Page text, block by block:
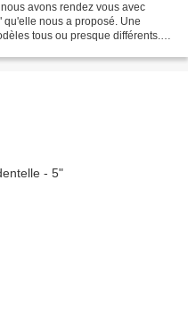
avons rendez vous avec
qu'elle nous a proposé. Une
tous ou presque différents.